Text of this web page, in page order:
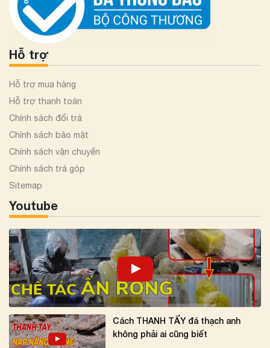
Hỗ trợ
Hỗ trợ mua hàng
Hỗ trợ thanh toán
Chính sách đổi trả
Chính sách bảo mật
Chính sách vận chuyển
Chính sách trả góp
Sitemap
Youtube
Cách THANH TẨY đá thạch anh
không phải ai cũng biết